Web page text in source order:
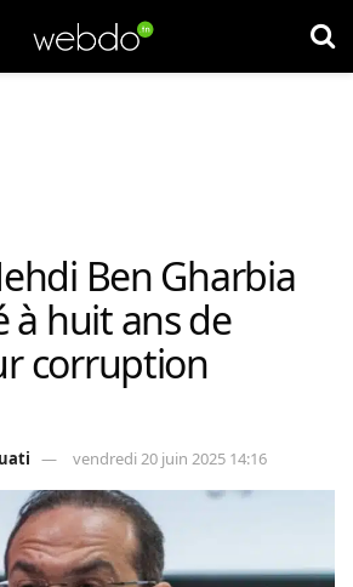
Ben Gharbia
à huit ans de
corruption
vendredi 20 juin 2025 14:16